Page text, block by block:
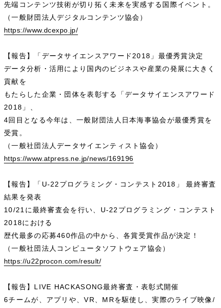
先端コンテンツ技術が切り拓く未来を実感する国際イベント。
（一般財団法人デジタルコンテンツ協会）
https://www.dcexpo.jp/
【報告】「データサイエンスアワード2018」最優秀賞決定
データ分析・活用により国内のビジネスや産業の発展に大きく
貢献を
もたらした企業・団体を表彰する「データサイエンスアワード
2018」、
4回目となる今年は、一般財団法人日本海事協会が最優秀賞を
受賞。
（一般社団法人データサイエンティスト協会）
https://www.atpress.ne.jp/news/169196
【報告】「U-22プログラミング・コンテスト2018」 最終審査
結果を発表
10/21に最終審査会を行い、U-22プログラミング・コンテスト
2018における
歴代最多の応募460作品の中から、各賞受賞作品が決定！
（一般社団法人コンピュータソフトウェア協会）
https://u22procon.com/result/
【報告】LIVE HACKASONG最終審査・表彰式開催
6チームが、アプリや、VR、MRを駆使し、実際のライブ映像/